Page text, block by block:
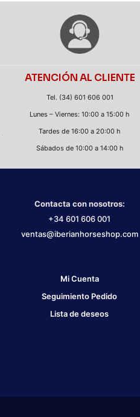
ATENCIÓN AL CLIENTE
Tel. (34) 601 606 001
Lunes – Viernes: 10:00 a 15:00 h
Tardes de 16:00 a 20:00 h
Sábados de 10:00 a 14:00 h
Contacta con nosotros:
+34 601 606 001
ventas@iberianhorseshop.com
Mi Cuenta
Seguimiento Pedido
Lista de deseos